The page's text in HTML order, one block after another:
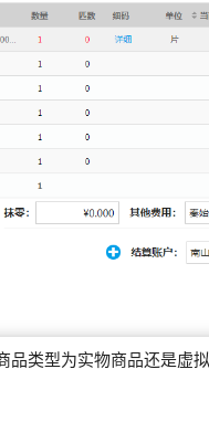
品类型为实物商品还是虚